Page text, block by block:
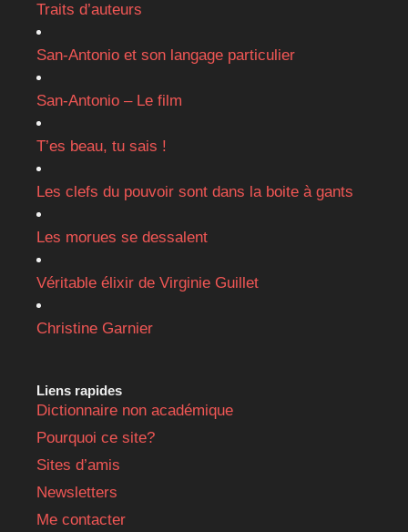
Traits d’auteurs
San-Antonio et son langage particulier
San-Antonio – Le film
T’es beau, tu sais !
Les clefs du pouvoir sont dans la boite à gants
Les morues se dessalent
Véritable élixir de Virginie Guillet
Christine Garnier
Liens rapides
Dictionnaire non académique
Pourquoi ce site?
Sites d’amis
Newsletters
Me contacter